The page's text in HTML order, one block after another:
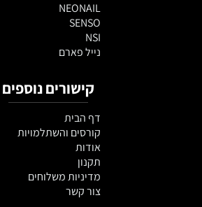
NEONAIL
SENSO
NSI
נייל פארם
קישורים נוספים
דף הבית
קורסים והשתלמויות
אודות
תקנון
מדיניות משלוחים
צור קשר